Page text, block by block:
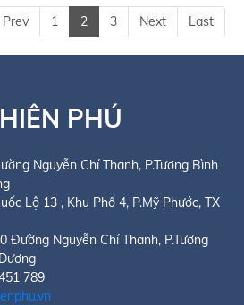
Prev 1 2 3 Next Last
PHÚ
Nguyễn Chí Thanh, P.Tương Bình
Lộ 13 , Khu Phố 4, P.Mỹ Phước, TX
Đường Nguyễn Chí Thanh, P.Tương
789